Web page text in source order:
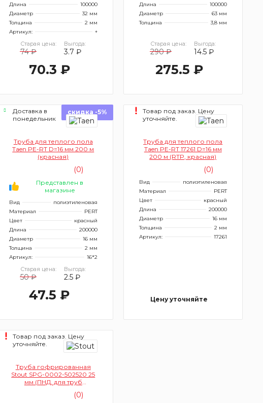
Длина
100000
Диаметр
32 мм
Толщина
2 мм
Артикул:
+
Старая цена:
74 ₽
Выгода:
3.7 ₽
70.3 ₽
Длина
100000
Диаметр
63 мм
Толщина
3,8 мм
Старая цена:
290 ₽
Выгода:
14.5 ₽
275.5 ₽
Доставка в
понедельник
скидка -5%
Труба для теплого пола
Taen PE-RT D=16 мм 200 м
(красная)
(0)
Представлен в
магазине
Вид
полиэтиленовая
Материал
PERT
Цвет
красный
Длина
200000
Диаметр
16 мм
Толщина
2 мм
Артикул:
16*2
Старая цена:
50 ₽
Выгода:
2.5 ₽
47.5 ₽
Товар под заказ. Цену
уточняйте.
Труба для теплого пола
Taen PE-RT 17261 D=16 мм
200 м (RTP, красная)
(0)
Вид
полиэтиленовая
Материал
PERT
Цвет
красный
Длина
200000
Диаметр
16 мм
Толщина
2 мм
Артикул:
17261
Цену уточняйте
Товар под заказ. Цену
уточняйте.
Труба гофрированная
Stout SPG-0002-502520 25
мм (ПНД, для труб
(0)